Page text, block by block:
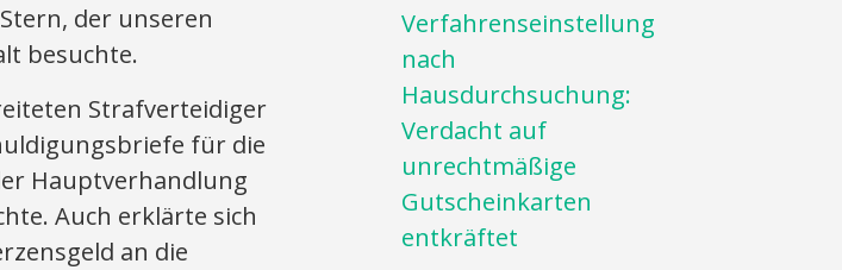
der unseren
besuchte.
Strafverteidiger
für die
Hauptverhandlung
Auch erklärte sich
an die
Verfahrenseinstellung
nach
Hausdurchsuchung:
Verdacht auf
unrechtmäßige
Gutscheinkarten
entkräftet